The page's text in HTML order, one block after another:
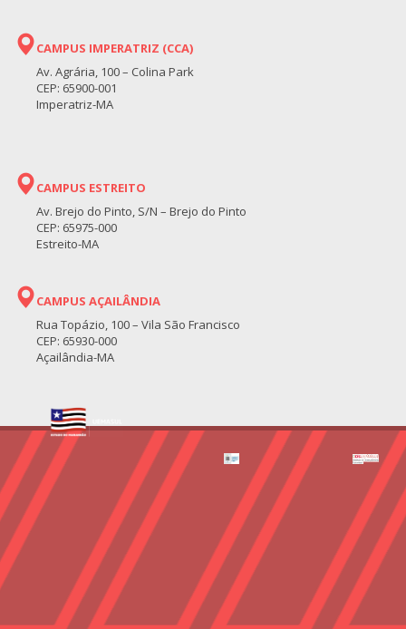
CAMPUS IMPERATRIZ (CCA)
Av. Agrária, 100 – Colina Park
CEP: 65900-001
Imperatriz-MA
CAMPUS ESTREITO
Av. Brejo do Pinto, S/N – Brejo do Pinto
CEP: 65975-000
Estreito-MA
CAMPUS AÇAILÂNDIA
Rua Topázio, 100 – Vila São Francisco
CEP: 65930-000
Açailândia-MA